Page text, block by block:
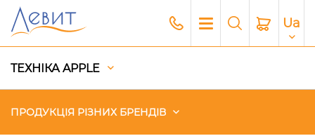
Ua
ТЕХНІКА APPLE
ПРОДУКЦІЯ РІЗНИХ БРЕНДІВ